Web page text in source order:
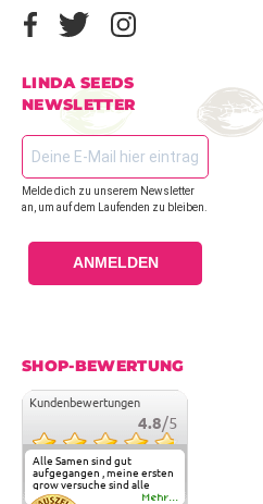
LINDA SEEDS
NEWSLETTER
Melde dich zu unserem Newsletter
an, um auf dem Laufenden zu bleiben.
ANMELDEN
SHOP-BEWERTUNG
Kundenbewertungen
4.8/5
Alle Samen sind gut
aufgegangen , meine ersten
grow versuche sind alle
geglückt. Die Sorten undMehr...